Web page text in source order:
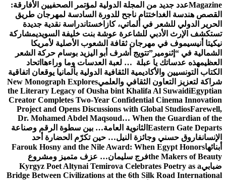
Magazineعدد جديد من المجلة الدولية لمؤتمر الصحفيين الأفارقة:
القصص هندسة الغد اختتام ناجح للدورة السادسة لمهرجان طريق
الحرير الدولي للشعر في ألماتي، كازاخستاندراسة نقدية جديدة
تستكشف الإرث الأدبي للشاعرة عوشة بنت خليفة السويديمشاركة
نيكيتا أنيسيموف في مهرجان ثقافة الشعوب الأصلية لأمريكا
الشمالية في “إثنومير”تتويج أشرف أبو اليزيد بوسام حركة الشعر
العظيمهذه عدساتك يا عبلة … لعبة العدسات وما وراءها اتحاد
الكتاب التونسيين والأكاديمية الثقافية الدولية بألمانيا يوقعان اتفاقية
شراكة لتعزيز التعاون الثقافي والعلميNew Monograph Explores
the Literary Legacy of Ousha bint Khalifa Al SuwaidiEgyptian
Creator Completes Two-Year Confidential Cinema Innovation
Project and Opens Discussions with Global StudiosFarewell,
Dr. Mohamed Abdel Maqsoud… When the Guardian of the
Eastern Gate Departs الثانوية العامة… بين سطوة الرقم وصناعة
الإنسانفاروق حسني وجائزة النيل… حين تكرّم الحضارة أحد
أبنائهاFarouk Hosny and the Nile Award: When Egypt Honors
the Makers of Beautyفرج سليمان… عزف متميز ومشروع
ضبابيKyrgyz Poet Altynai Temirova Celebrates Poetry as a
Bridge Between Civilizations at the 6th Silk Road International